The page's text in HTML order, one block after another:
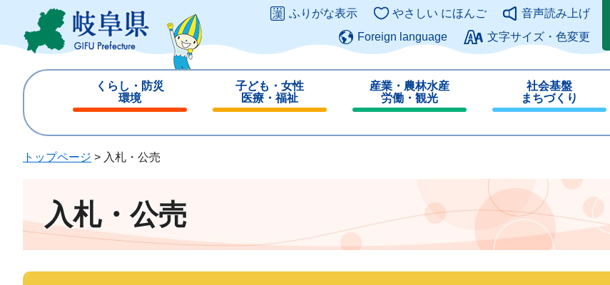
ジ
ュ
このページの本文へ
ふりがな表示 やさしい にほんご
音声読み上げ
Foreign language
文字サイズ・色変更
くらし・防災
環境
じ
子ども・女性
医療・福祉
じ
産業・農林水産
労働・観光
じ
社会基盤
まちづくり
じ
トップページ > 入札・公売
入札・公売